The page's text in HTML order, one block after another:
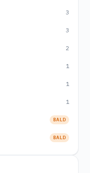
3
3
2
1
1
1
BALD
BALD